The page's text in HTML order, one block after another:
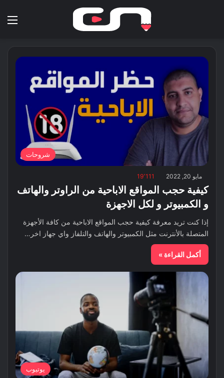
شروحات
مايو 20, 2022 19٬111
كيفية حجب المواقع الاباحية من الراوتر والهاتف
و الكمبيوتر و لكل الاجهزة
إذا كنت تريد معرفة كيفية حجب المواقع الاباحية من كافة الأجهزة
المتصلة بالأنترنت مثل الكمبيوتر والهاتف والتلفاز واي جهاز اخر…
أكمل القراءة »
يوتيوب